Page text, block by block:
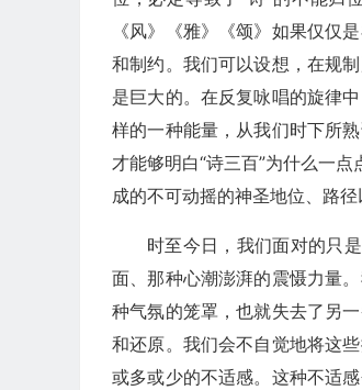
《风》《雅》《颂》如果仅仅
和制约。我们可以设想，在规
是巨大的。在反复咏唱的旋律
样的一种能量，从我们时下所
才能够明白“诗三百”为什么一
成的不可动摇的神圣地位、路径
时至今日，我们面对的只
面、那种心潮澎湃的震慑力量
种气氛的笼罩，也就失去了另
和还原。我们会不自觉地将这
或多或少的不适感。这种不适